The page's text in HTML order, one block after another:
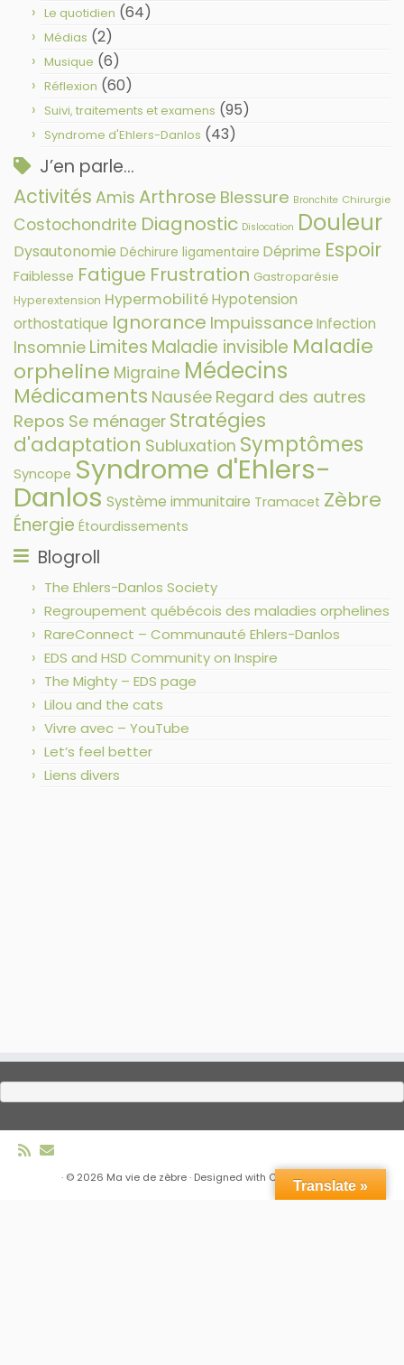
Le quotidien (64)
Médias (2)
Musique (6)
Réflexion (60)
Suivi, traitements et examens (95)
Syndrome d'Ehlers-Danlos (43)
J’en parle…
Activités Amis Arthrose Blessure Bronchite Chirurgie
Costochondrite Diagnostic Dislocation Douleur
Dysautonomie Déchirure ligamentaire Déprime Espoir
Faiblesse Fatigue Frustration Gastroparésie
Hyperextension HypermobilitéHypotension
orthostatique Ignorance ImpuissanceInfection
Insomnie Limites Maladie invisible Maladie
orpheline Migraine Médecins
Médicaments Nausée Regard des autres
Repos Se ménager Stratégies
d'adaptation Subluxation Symptômes
Syncope Syndrome d'Ehlers-
Danlos Système immunitaire Tramacet Zèbre
Énergie Étourdissements
Blogroll
The Ehlers-Danlos Society
Regroupement québécois des maladies orphelines
RareConnect – Communauté Ehlers-Danlos
EDS and HSD Community on Inspire
The Mighty – EDS page
Lilou and the cats
Vivre avec – YouTube
Let’s feel better
Liens divers
· © 2026 Ma vie de zèbre· Designed with Customizr Pro
Translate »